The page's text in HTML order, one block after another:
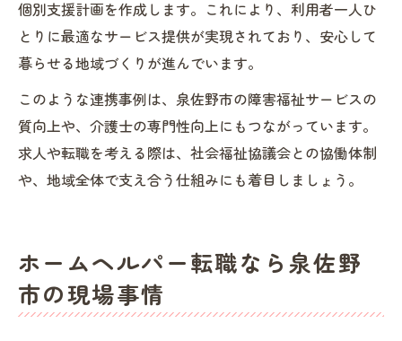
個別支援計画を作成します。これにより、利用者一人ひ
とりに最適なサービス提供が実現されており、安心して
暮らせる地域づくりが進んでいます。
このような連携事例は、泉佐野市の障害福祉サービスの
質向上や、介護士の専門性向上にもつながっています。
求人や転職を考える際は、社会福祉協議会との協働体制
や、地域全体で支え合う仕組みにも着目しましょう。
ホームヘルパー転職なら泉佐野
市の現場事情